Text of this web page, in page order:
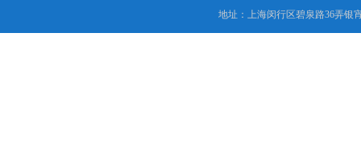
地址：上海闵行区碧泉路36弄银